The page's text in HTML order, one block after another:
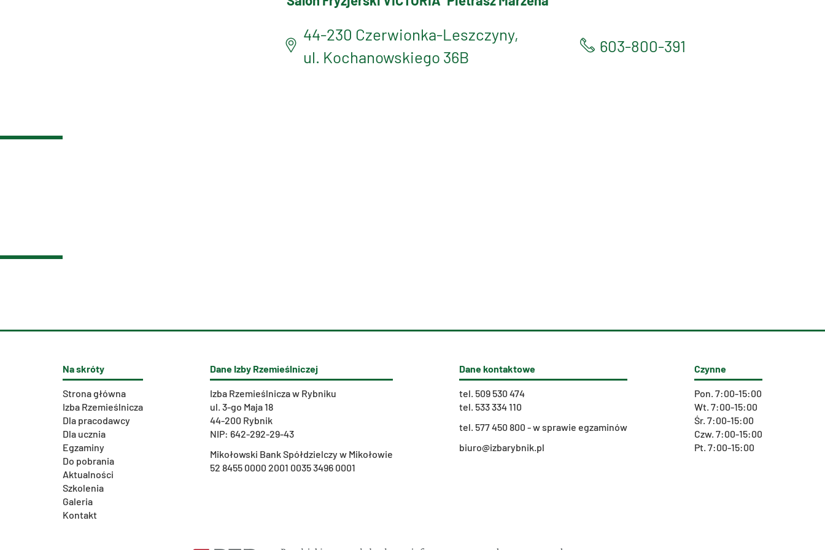
44-230 Czerwionka-Leszczyny,
ul. Kochanowskiego 36B
603-800-391
Na skróty
Strona główna
Izba Rzemieślnicza
Dla pracodawcy
Dla ucznia
Egzaminy
Do pobrania
Aktualności
Szkolenia
Galeria
Kontakt
Dane Izby Rzemieślniczej
Izba Rzemieślnicza w Rybniku
ul. 3-go Maja 18
44-200 Rybnik
NIP: 642-292-29-43
Mikołowski Bank Spółdzielczy w Mikołowie
52 8455 0000 2001 0035 3496 0001
Dane kontaktowe
tel. 509 530 474
tel. 533 334 110
tel. 577 450 800 - w sprawie egzaminów
biuro@izbarybnik.pl
Czynne
Pon. 7:00-15:00
Wt. 7:00-15:00
Śr. 7:00-15:00
Czw. 7:00-15:00
Pt. 7:00-15:00